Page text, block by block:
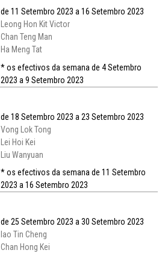
de 11 Setembro 2023 a 16 Setembro 2023
Leong Hon Kit Victor
Chan Teng Man
Ha Meng Tat
* os efectivos da semana de 4 Setembro
2023 a 9 Setembro 2023
de 18 Setembro 2023 a 23 Setembro 2023
Vong Lok Tong
Lei Hoi Kei
Liu Wanyuan
* os efectivos da semana de 11 Setembro
2023 a 16 Setembro 2023
de 25 Setembro 2023 a 30 Setembro 2023
Iao Tin Cheng
Chan Hong Kei